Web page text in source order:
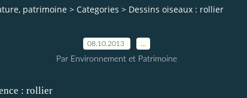
patrimoine > Categories > Dessins oiseaux : rollier
08.10.2013
Par Environnement et Patrimoine